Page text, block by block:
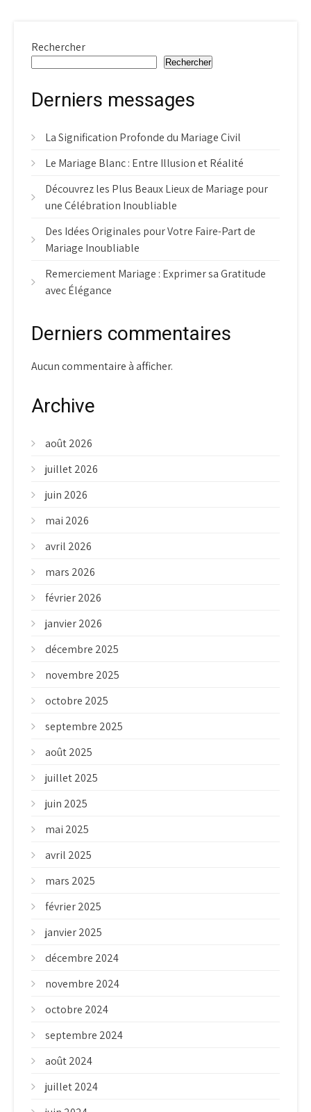
Rechercher
Rechercher
Derniers messages
La Signification Profonde du Mariage Civil
Le Mariage Blanc : Entre Illusion et Réalité
Découvrez les Plus Beaux Lieux de Mariage pour
une Célébration Inoubliable
Des Idées Originales pour Votre Faire-Part de
Mariage Inoubliable
Remerciement Mariage : Exprimer sa Gratitude
avec Élégance
Derniers commentaires
Aucun commentaire à afficher.
Archive
août 2026
juillet 2026
juin 2026
mai 2026
avril 2026
mars 2026
février 2026
janvier 2026
décembre 2025
novembre 2025
octobre 2025
septembre 2025
août 2025
juillet 2025
juin 2025
mai 2025
avril 2025
mars 2025
février 2025
janvier 2025
décembre 2024
novembre 2024
octobre 2024
septembre 2024
août 2024
juillet 2024